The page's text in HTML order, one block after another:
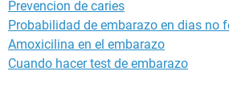
Prevencion de caries
Probabilidad de embarazo en dias no
Amoxicilina en el embarazo
Cuando hacer test de embarazo